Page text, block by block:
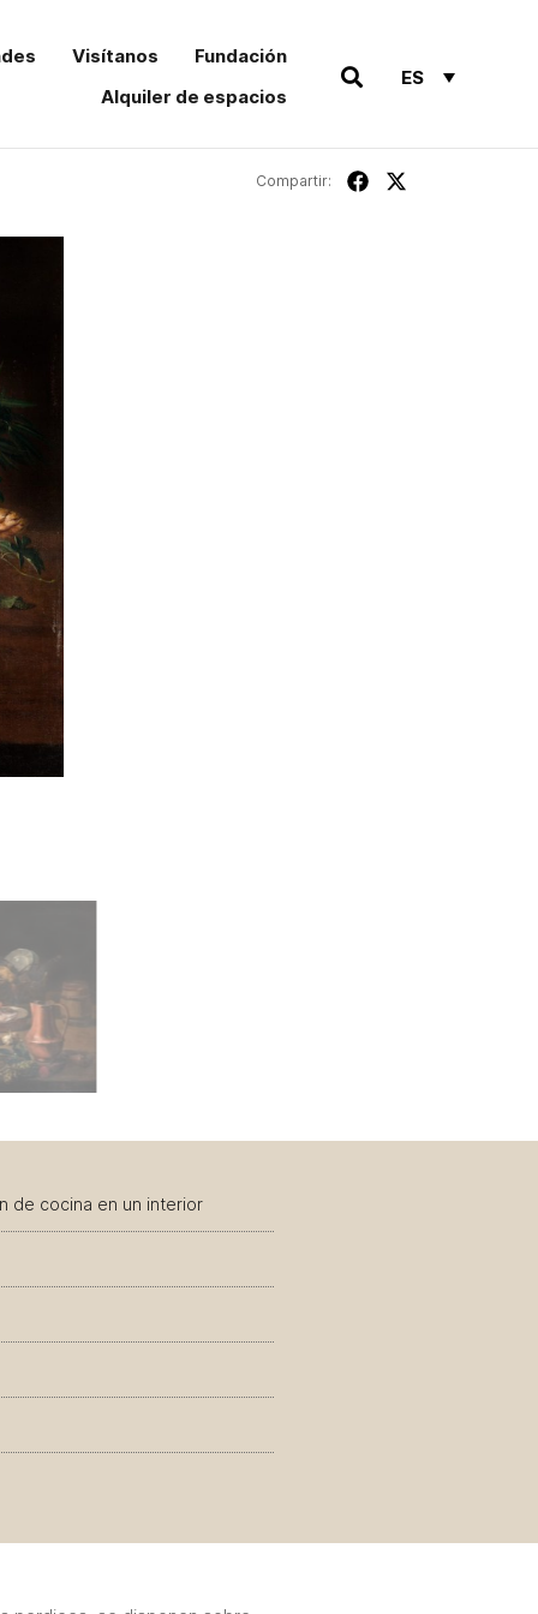
Visítanos
Fundación
Alquiler de espacios
ES
Compartir:
de cocina en un interior